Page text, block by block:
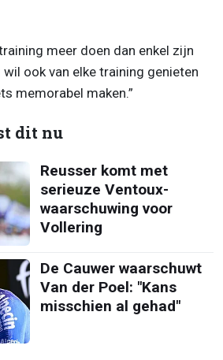
meer doen dan enkel zijn
ook van elke training genieten
memorabel maken.”
dit nu
Reusser komt met
serieuze Ventoux-
waarschuwing voor
Vollering
De Cauwer waarschuwt
Van der Poel: "Kans
misschien al gehad"